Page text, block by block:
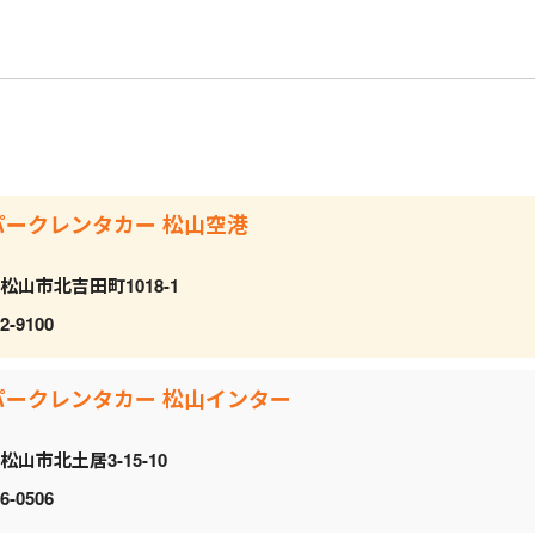
クレンタカー 松山空港
山市北吉田町1018-1
9100
クレンタカー 松山インター
山市北土居3-15-10
0506